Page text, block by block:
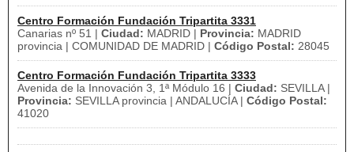
Centro Formación Fundación Tripartita 3331
Canarias nº 51 | Ciudad: MADRID | Provincia: MADRID
provincia | COMUNIDAD DE MADRID | Código Postal: 28045
Centro Formación Fundación Tripartita 3333
Avenida de la Innovación 3, 1ª Módulo 16 | Ciudad: SEVILLA |
Provincia: SEVILLA provincia | ANDALUCÍA | Código Postal:
41020